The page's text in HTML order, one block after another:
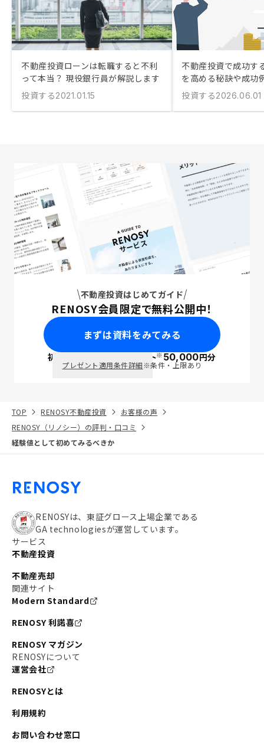
不動産投資ローンは転職すると不利
って本当？ 現役銀行員が解説します
投資する2021.01.15
不動産投資で成功す
を高める秘訣や成功
投資する2026.06.01
不動産投資はじめてガイド
RENOSY会員限定で無料公開中！
まずは資料をみてみる
初回面談で ポイント※50,000円分
プレゼント適用条件詳細※条件・上限あり
TOP RENOSY不動産投資
お客様の声
RENOSY（リノシー）の評判・口コミ
経験値として初めてみるべきか
RENOSYは、東証グロース上場企業である
GA technologiesが運営しています。
サービス
不動産投資
不動産売却
関連サイト
Modern Standard
RENOSY 利諾喜
RENOSY マガジン
RENOSYについて
運営会社
RENOSYとは
利用規約
お問い合わせ窓口